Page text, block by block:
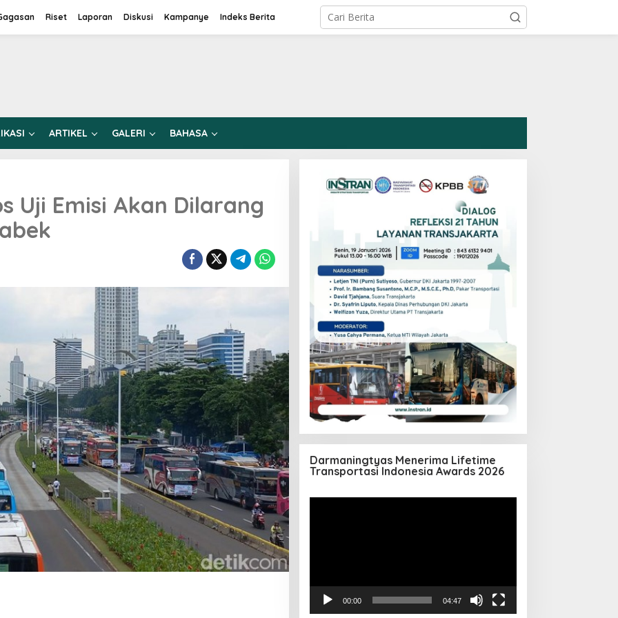
Riset Laporan Diskusi Kampanye Indeks Berita
ARTIKEL GALERI BAHASA
Uji Emisi Akan Dilarang
Darmaningtyas Menerima Lifetime
Transportasi Indonesia Awards 2026
00:00 04:47